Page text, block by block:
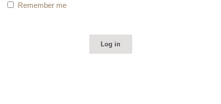
Remember me